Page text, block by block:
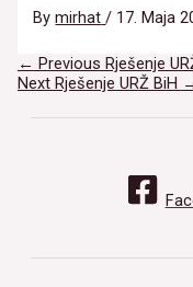
Bymirhat / 17. Maja
Navigacija
članaka
← Previous Rješenje
Next Rješenje URŽ BiH